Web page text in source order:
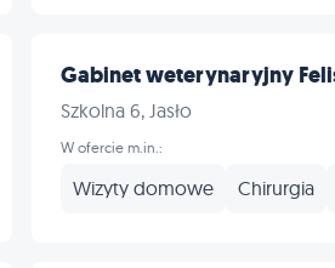
Gabinet weterynaryjny
Szkolna 6, Jasło
W ofercie m.in.:
Wizyty domowe Chirurgia